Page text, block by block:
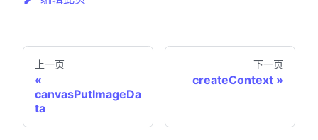
上一页
canvasPutImageDa
ta
下一页
createContext